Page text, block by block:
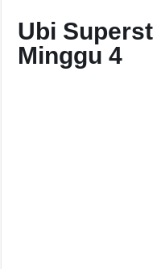
Ubi
Minggu 4